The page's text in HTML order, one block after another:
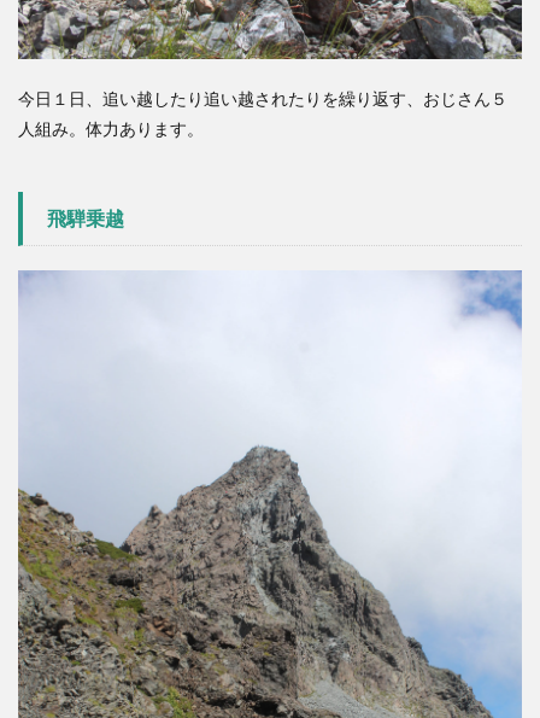
今日１日、追い越したり追い越されたりを繰り返す、おじさん５
人組み。体力あります。
飛騨乗越